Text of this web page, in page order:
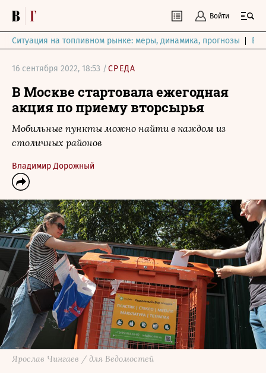
Войти
Ситуация на топливном рынке: меры, динамика, прогнозы
16 сентября 2022, 18:53 /СРЕДА
В Москве стартовала ежегодная
акция по приему вторсырья
Мобильные пункты можно найти в каждом из
столичных районов
Владимир Дорожный
Ярослав Чингаев / для Ведомостей